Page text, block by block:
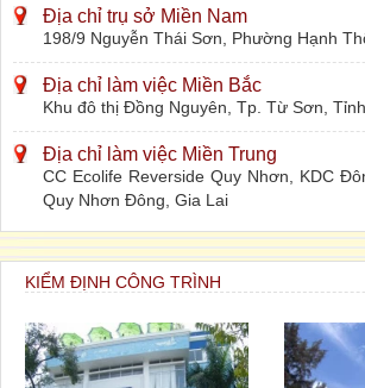
Địa chỉ trụ sở Miền Nam
198/9 Nguyễn Thái Sơn, Phường Hạnh
Địa chỉ làm việc Miền Bắc
Khu đô thị Đồng Nguyên, Tp. Từ Sơn,
Địa chỉ làm việc Miền Trung
CC Ecolife Reverside Quy Nhơn, KDC
Quy Nhơn Đông, Gia Lai
KIỂM ĐỊNH CÔNG TRÌNH